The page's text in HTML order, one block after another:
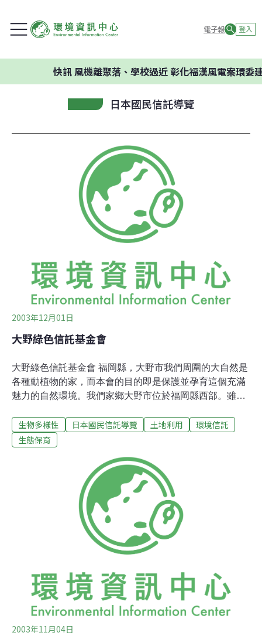
電子報 登入
快訊風機離聚落、學校過近 彰化福漢風電案環委建議
日本國民信託導覽
2003年12月01日
大野綠色信託基金會
大野綠色信託基金會 福岡縣，大野市我們周圍的大自然是
各種動植物的家，而本會的目的即是保護並孕育這個充滿
魅力的自然環境。我們家鄉大野市位於福岡縣西部。雖然
橡樹和其他常綠樹木。但是大部分林木並未被良好的保
護，甚至被荒廢，因此它們開始失去物種多樣性及美麗的
託運動，開始保護這片綠地。「大野綠色信託基金會」推
廣運動的資金，主要來自市政當局投資的「大野綠色信託
基金」，和市民及商界的捐款。我們的活動大綱包括：1.
管理和維護綠地，並提供人們體驗自然的機會 2.培育志工
3.提升人們對環保的意識自1998年起，基金會在裸露的荒
地中實施了「復育信託林地」計劃。基金會會員為這個計
劃展開了一系列活動，從植被的研究、規劃及管理、土地
公尺預定地中，部份的植樹工作。
生物多樣性 日本國民信託導覽 土地利用
環境信託
生態保育
2003年11月04日